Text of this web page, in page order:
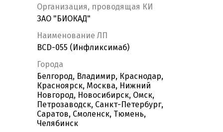
Организация, проводящая КИ
ЗАО "БИОКАД"
Наименование ЛП
BCD-055 (Инфликсимаб)
Города
Белгород, Владимир, Краснодар,
Красноярск, Москва, Нижний
Новгород, Новосибирск, Омск,
Петрозаводск, Санкт-Петербург,
Саратов, Смоленск, Тюмень,
Челябинск